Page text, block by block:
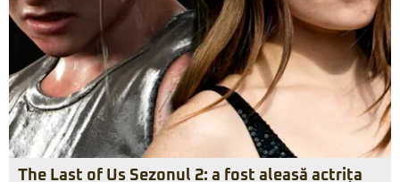
The Last of Us Sezonul 2: a fost aleasă actrița